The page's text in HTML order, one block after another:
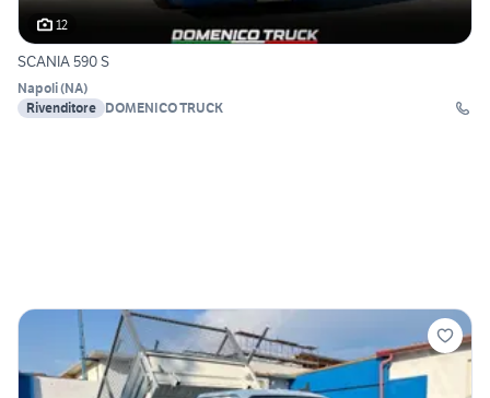
12
SCANIA 590 S
Napoli(NA)
Rivenditore DOMENICO TRUCK